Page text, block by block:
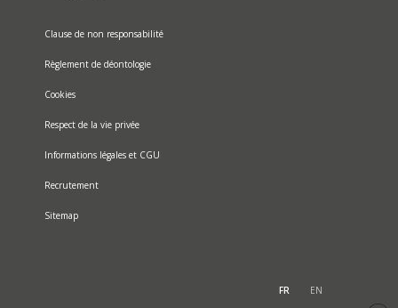
Clause de non responsabilité
Règlement de déontologie
Cookies
Respect de la vie privée
Informations légales et CGU
Recrutement
Sitemap
FR EN